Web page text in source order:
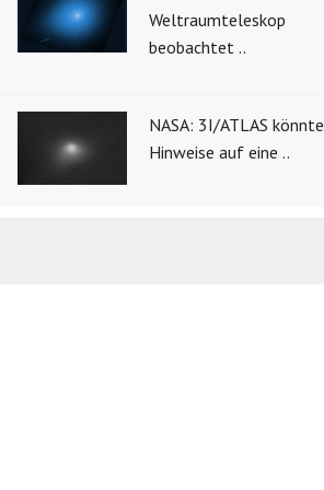
Weltraumteleskop
beobachtet ..
NASA: 3I/ATLAS könnte
Hinweise auf eine ..